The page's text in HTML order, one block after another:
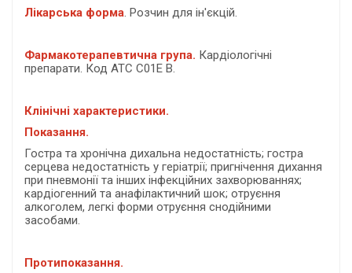
Лікарська форма. Розчин для ін'єкцій.
Фармакотерапевтична група. Кардіологічні
препарати. Код АТС С01E B.
Клінічні характеристики.
Показання.
Гостра та хронічна дихальна недостатність; гостра
серцева недостатність у геріатрії; пригнічення дихання
при пневмонії та інших інфекційних захворюваннях;
кардіогенний та анафілактичний шок; отруєння
алкоголем, легкі форми отруєння снодійними
засобами.
Протипоказання.